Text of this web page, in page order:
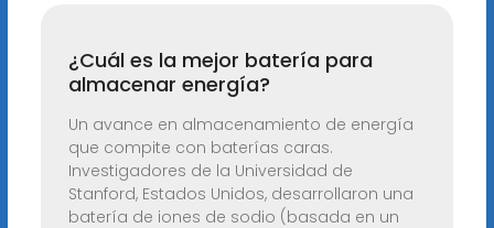
¿Cuál es la mejor batería para
almacenar energía?
Un avance en almacenamiento de energía
que compite con baterías caras.
Investigadores de la Universidad de
Stanford, Estados Unidos, desarrollaron una
batería de iones de sodio (basada en un